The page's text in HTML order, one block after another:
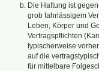
Die Haftung ist
grob fahrlässigem
Leben, Körper und
Vertragspflichten
typischerweise
auf die
für mittelbare